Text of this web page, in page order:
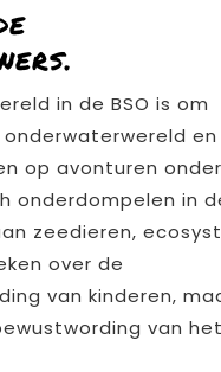
in de BSO is om
en
op avonturen onder
onderdompelen in
zeedieren,
over de
van kinderen,
van het